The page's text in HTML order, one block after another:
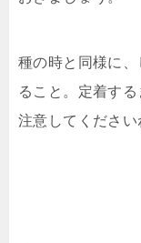
種の時と同様に
ること。定着す
注意してください